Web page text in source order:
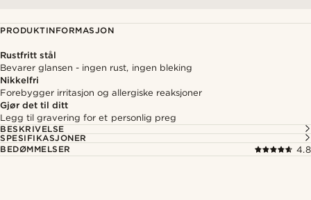
PRODUKTINFORMASJON
Rustfritt stål
Bevarer glansen - ingen rust, ingen bleking
Nikkelfri
Forebygger irritasjon og allergiske reaksjoner
Gjør det til ditt
Legg til gravering for et personlig preg
BESKRIVELSE
SPESIFIKASJONER
BEDØMMELSER
4.8